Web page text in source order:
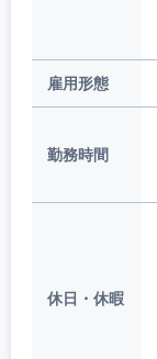
雇用形態
勤務時間
休日・休暇